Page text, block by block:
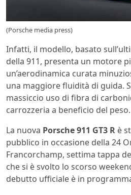
(Porsche media press)
Infatti, il modello, basato
della 911, presenta un motore
un’aerodinamica curata
una maggiore fluidità di guida.
massiccio uso di fibra di
carrozzeria a beneficio del peso.
La nuova Porsche 911 GT3 R è
pubblico in occasione della 24
Francorchamp, settima tappa
che si è svolto lo scorso
debutto ufficiale è in